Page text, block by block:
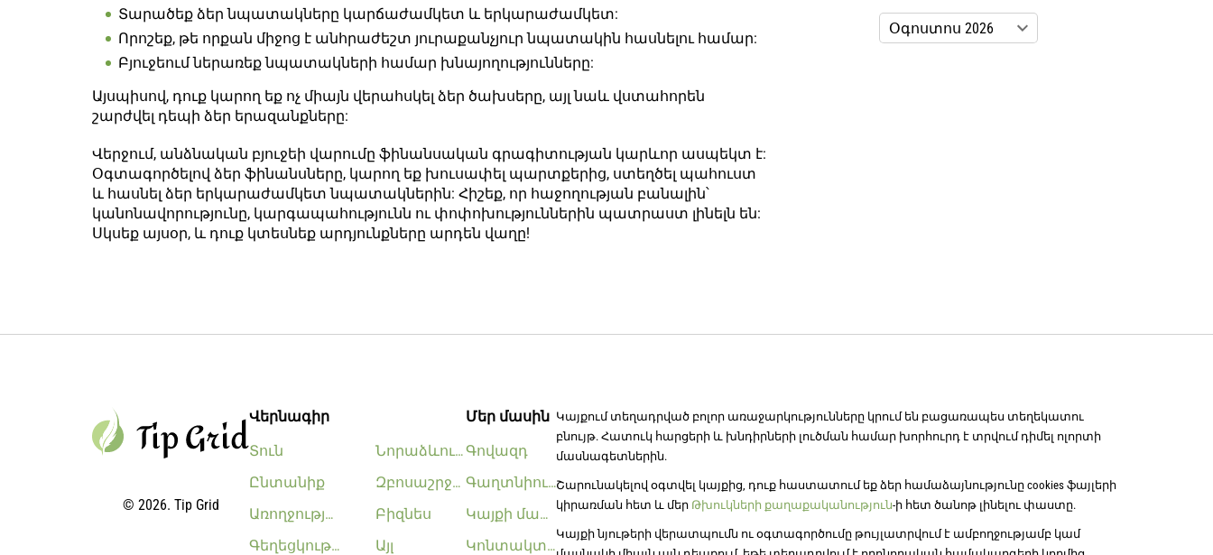
Տարածեք ձեր նպատակները կարճաժամկետ և երկարաժամկետ:
Որոշեք, թե որքան միջոց է անհրաժեշտ յուրաքանչյուր նպատակին հասնելու համար:
Բյուջեում ներառեք նպատակների համար խնայողությունները:
Այսպիսով, դուք կարող եք ոչ միայն վերահսկել ձեր ծախսերը, այլ նաև վստահորեն
շարժվել դեպի ձեր երազանքները:
Վերջում, անձնական բյուջեի վարումը ֆինանսական գրագիտության կարևոր ասպեկտ է:
Օգտագործելով ձեր ֆինանսները, կարող եք խուսափել պարտքերից, ստեղծել պահուստ
և հասնել ձեր երկարաժամկետ նպատակներին: Հիշեք, որ հաջողության բանալին՝
կանոնավորությունը, կարգապահությունն ու փոփոխություններին պատրաստ լինելն են:
Սկսեք այսօր, և դուք կտեսնեք արդյունքները արդեն վաղը!
© 2026. Tip Grid
Վերնագիր
Տուն
Ընտանիք
Առողջություն
Գեղեցկություն
Նորաձևություն
Զբոսաշրջություն
Բիզնես
Այլ
Մեր մասին
Գովազդ
Գաղտնիության քաղաքականություն
Կայքի մասին
Կոնտակտներ
Կայքում տեղադրված բոլոր առաջարկությունները կրում են բացառապես տեղեկատու
բնույթ. Հատուկ հարցերի և խնդիրների լուծման համար խորհուրդ է տրվում դիմել ոլորտի
մասնագետներին.
Շարունակելով օգտվել կայքից, դուք հաստատում եք ձեր համաձայնությունը cookies ֆայլերի
կիրառման հետ և մեր Թխուկների քաղաքականություն-ի հետ ծանոթ լինելու փաստը.
Կայքի նյութերի վերատպումն ու օգտագործումը թույլատրվում է ամբողջությամբ կամ